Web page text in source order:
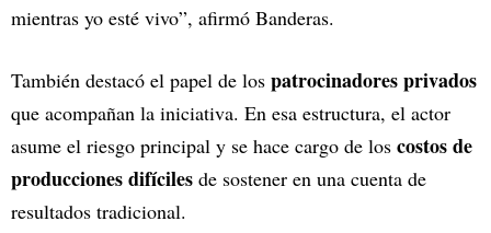
mientras yo esté vivo”, afirmó Banderas.
También destacó el papel de los patrocinadores privados
que acompañan la iniciativa. En esa estructura, el actor
asume el riesgo principal y se hace cargo de los costos de
producciones difíciles de sostener en una cuenta de
resultados tradicional.